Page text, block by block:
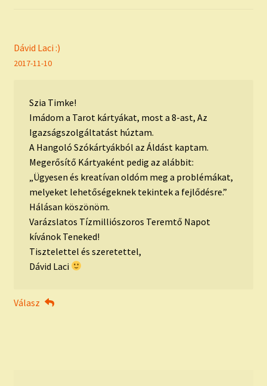
Dávid Laci :)
2017-11-10
Szia Timke!
Imádom a Tarot kártyákat, most a 8-ast, Az
Igazságszolgáltatást húztam.
A Hangoló Szókártyákból az Áldást kaptam.
Megerősítő Kártyaként pedig az alábbit:
„Ügyesen és kreatívan oldóm meg a problémákat,
melyeket lehetőségeknek tekintek a fejlődésre.”
Hálásan köszönöm.
Varázslatos Tízmilliószoros Teremtő Napot
kívánok Teneked!
Tisztelettel és szeretettel,
Dávid Laci
Válasz